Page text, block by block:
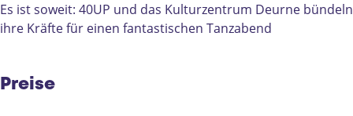
Es ist soweit: 40UP und das Kulturzentrum Deurne bündeln
ihre Kräfte für einen fantastischen Tanzabend
Preise